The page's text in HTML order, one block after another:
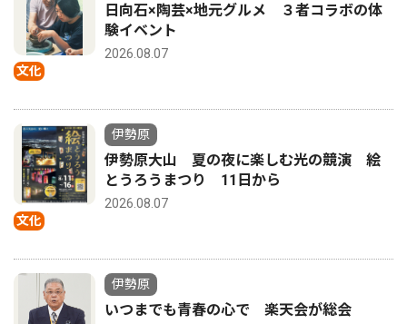
文化
日向石×陶芸×地元グルメ ３者コラボの体
験イベント
2026.08.07
文化
伊勢原
伊勢原大山 夏の夜に楽しむ光の競演 絵
とうろうまつり 11日から
2026.08.07
伊勢原
いつまでも青春の心で 楽天会が総会